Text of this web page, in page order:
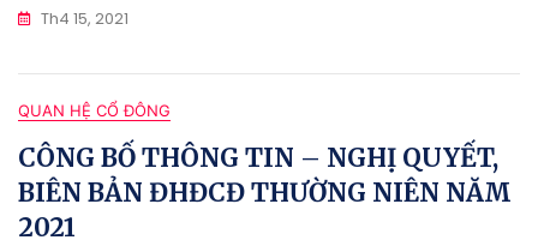
Th4 15, 2021
QUAN HỆ CỔ ĐÔNG
CÔNG BỐ THÔNG TIN – NGHỊ QUYẾT,
BIÊN BẢN ĐHĐCĐ THƯỜNG NIÊN NĂM
2021